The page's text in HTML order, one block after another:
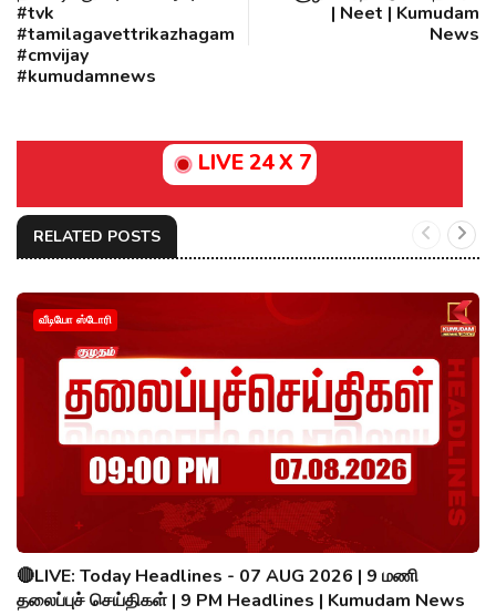
#tvk
#tamilagavettrikazhagam
#cmvijay
#kumudamnews
| Neet | Kumudam
News
LIVE 24 X 7
RELATED POSTS
வீடியோ ஸ்டோரி
🔴LIVE: Today Headlines - 07 AUG 2026 | 9 மணி
தலைப்புச் செய்திகள் | 9 PM Headlines | Kumudam News